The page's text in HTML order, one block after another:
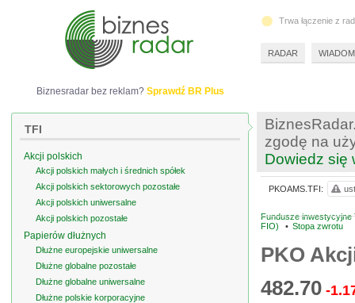
zgodę na
Dowiedz się
Fundusze inwestycyjne
FIO)
• Stopa zwrotu
PKO
482.70 -
PKOAMS.TFI:
Biznesradar bez reklam? Sprawdź BR Plus
TFI
Akcji polskich
Akcji polskich małych i średnich spółek
Akcji polskich sektorowych pozostałe
Akcji polskich uniwersalne
Akcji polskich pozostałe
Papierów dłużnych
Dłużne europejskie uniwersalne
Dłużne globalne pozostałe
Dłużne globalne uniwersalne
Dłużne polskie korporacyjne
Trwa łączenie z
RADAR